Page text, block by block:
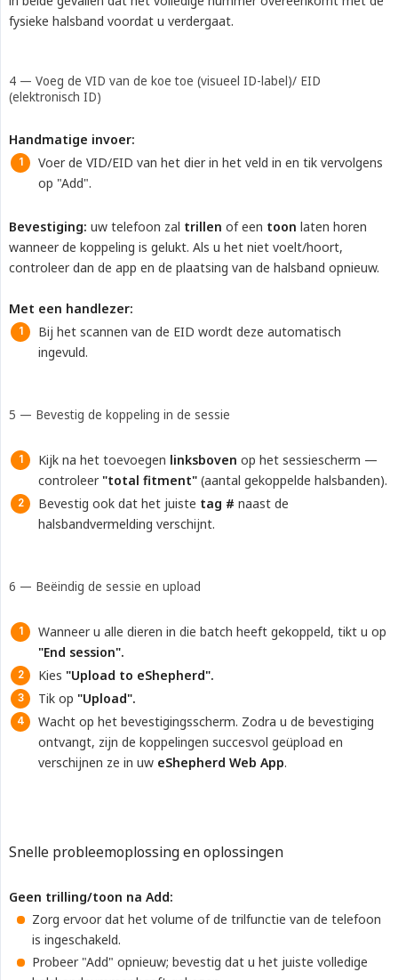
fysieke halsband voordat u verdergaat.
4 — Voeg de VID van de koe toe (visueel ID-label)/ EID
(elektronisch ID)
Handmatige invoer:
Voer de VID/EID van het dier in het veld in en tik vervolgens
op "Add".
Bevestiging: uw telefoon zal trillen of een toon laten horen
wanneer de koppeling is gelukt. Als u het niet voelt/hoort,
controleer dan de app en de plaatsing van de halsband opnieuw.
Met een handlezer:
Bij het scannen van de EID wordt deze automatisch
ingevuld.
5 — Bevestig de koppeling in de sessie
Kijk na het toevoegen linksboven op het sessiescherm —
controleer "total fitment" (aantal gekoppelde halsbanden).
Bevestig ook dat het juiste tag # naast de
halsbandvermelding verschijnt.
6 — Beëindig de sessie en upload
Wanneer u alle dieren in die batch heeft gekoppeld, tikt u op
"End session".
Kies "Upload to eShepherd".
Tik op "Upload".
Wacht op het bevestigingsscherm. Zodra u de bevestiging
ontvangt, zijn de koppelingen succesvol geüpload en
verschijnen ze in uw eShepherd Web App.
Snelle probleemoplossing en oplossingen
Geen trilling/toon na Add:
Zorg ervoor dat het volume of de trilfunctie van de telefoon
is ingeschakeld.
Probeer "Add" opnieuw; bevestig dat u het juiste volledige